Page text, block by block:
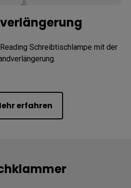
Schreibtischlampe mit der
erfahren